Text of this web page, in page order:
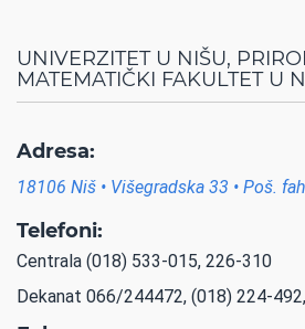
UNIVERZITET U NIŠU,
MATEMATIČKI FAKULTET U
Adresa:
18106 Niš • Višegradska 33 • Poš.
Telefoni:
Centrala (018) 533-015, 226-310
Dekanat 066/244472, (018) 224-